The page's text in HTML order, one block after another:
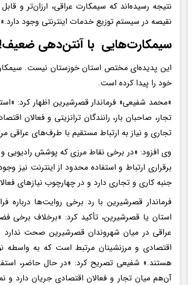
نتیجه رسیده‌اند که سیمکارت عراقی، ارزان‌تر و
نقیصه در سیستم توزیع خدمات اینترنتی وجود دارد.»
سیمکارت‌هایی با آنتن‌دهی
این پدیده‌ای مختص استان خوزستان نیست.
خود را پیدا کرده است.
«محمد شفیعی» فرماندار قصرشیرین اظهار کرد:
تجار، صاحبان بار، رانندگان ترانزیتی و فعالان
تجاری و نیاز به ارتباط مستقیم با طرف‌های عراقی
وی افزود: «در برخی نقاط مرزی که پوشش رادیویی
برقراری ارتباط و استفاده محدود از اینترنت نیز
جنبه کاری و تجاری دارد و در چهارچوب نیازهای
فرماندار قصرشیرین با رد برخی روایت‌ها
استان یا قصرشیرین، تأکید کرد: «برخلاف برخی
عراقی در میان شهروندان قصرشیرین صحت
اقتصادی و مرزنشینان مرتبط است که به ‌واسطه
هستند.» شفیعی تصریح کرد: «در حال حاضر،
آن‌هم میان تجار و فعالان اقتصادی جریان دارد و